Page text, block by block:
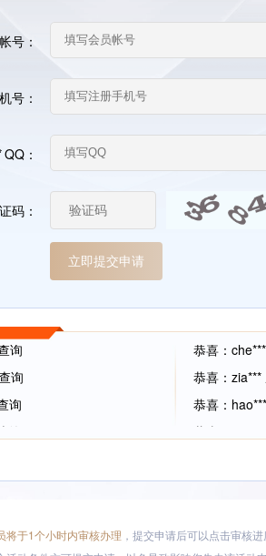
号：
号：
QQ：
码：
询
恭喜：
询
恭喜：
询
恭喜：
恭喜：
元 兑换积分500
恭喜：
询
恭喜：
将于1个小时内审核办理 ，提交申请后可以点击审核进